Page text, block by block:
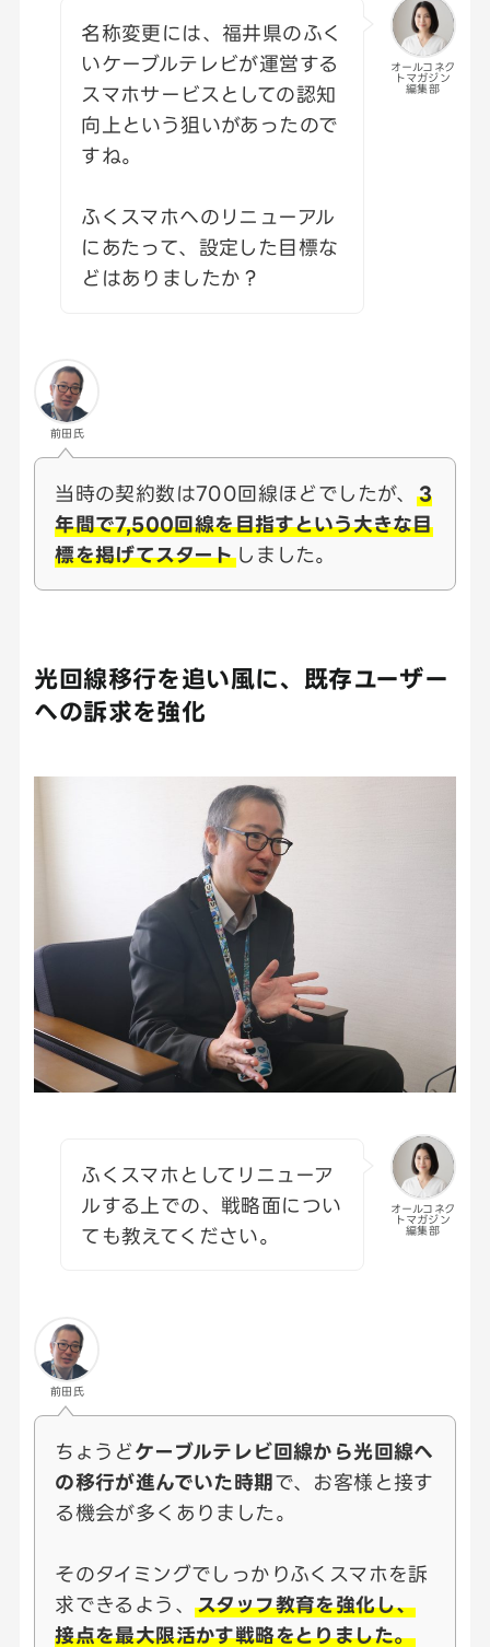
オールコネク
トマガジン
編集部
名称変更には、福井県のふく
いケーブルテレビが運営する
スマホサービスとしての認知
向上という狙いがあったので
すね。
ふくスマホへのリニューアル
にあたって、設定した目標な
どはありましたか？
前田氏
当時の契約数は700回線ほどでしたが、 3
年間で7,500回線を目指すという大きな目
標を掲げてスタートしました。
光回線移行を追い風に、既存ユーザー
への訴求を強化
オールコネク
トマガジン
編集部
ふくスマホとしてリニューア
ルする上での、戦略面につい
ても教えてください。
前田氏
ちょうど ケーブルテレビ回線から光回線へ
の移行が進んでいた時期で、お客様と接す
る機会が多くありました。
そのタイミングでしっかりふくスマホを訴
求できるよう、スタッフ教育を強化し、
接点を最大限活かす戦略をとりました。